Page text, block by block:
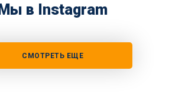
Мы в Instagram
СМОТРЕТЬ ЕЩЕ